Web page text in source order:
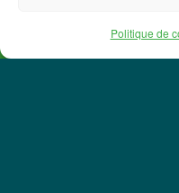
Politique de